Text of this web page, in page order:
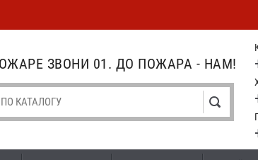
ЗВОНИ 01. ДО ПОЖАРА - НАМ!